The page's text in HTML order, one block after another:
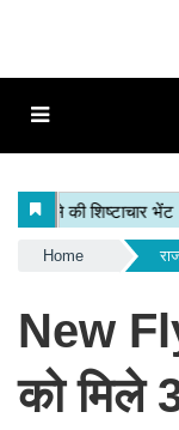
Home
New
को मिले